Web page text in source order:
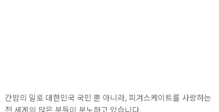
간밤의 일로 대한민국 국민 뿐 아니라, 피겨스케이트를 사랑하는
전 세계의 많은 분들이 분노하고 있습니다.